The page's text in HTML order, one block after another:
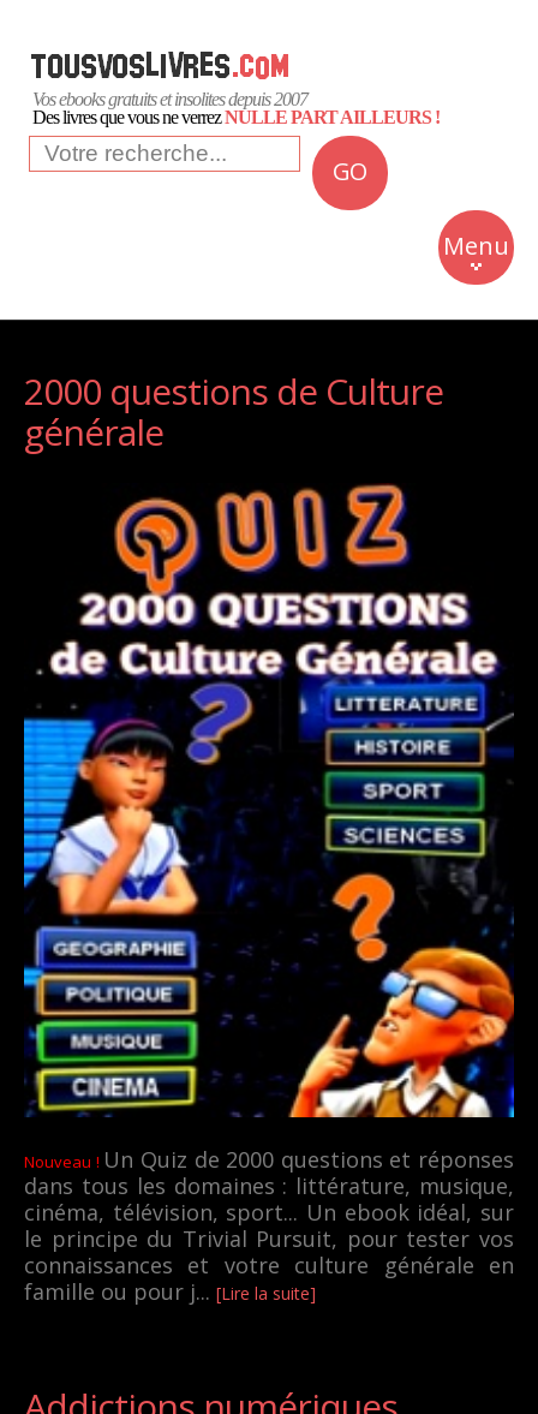
Vos ebooks gratuits et insolites depuis 2007
Des livres que vous ne verrezNULLE PART AILLEURS !
GO
Menu
Insolite
Business
Culture
2000 questions de Culture
générale
Nouveau ! Un Quiz de 2000 questions et réponses
dans tous les domaines : littérature, musique,
cinéma, télévision, sport... Un ebook idéal, sur
le principe du Trivial Pursuit, pour tester vos
connaissances et votre culture générale en
famille ou pour j... [Lire la suite]